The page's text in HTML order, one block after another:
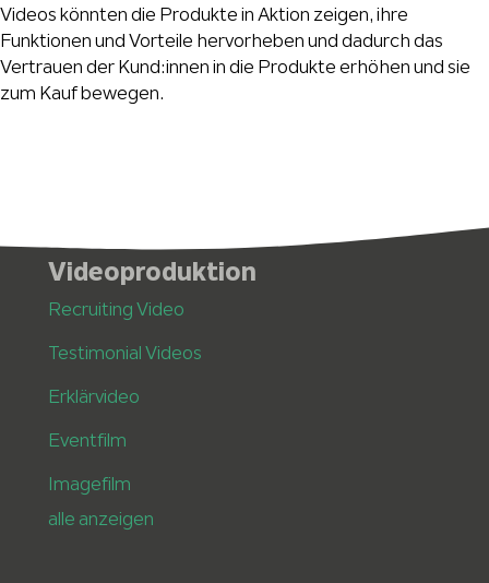
Videos könnten die Produkte in Aktion zeigen, ihre
Funktionen und Vorteile hervorheben und dadurch das
Vertrauen der Kund:innen in die Produkte erhöhen und sie
zum Kauf bewegen.
Videoproduktion
Recruiting Video
Testimonial Videos
Erklärvideo
Eventfilm
Imagefilm
alle anzeigen